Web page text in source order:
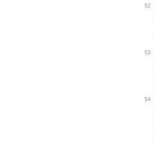
52
53
54